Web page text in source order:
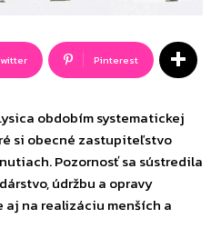
Pinterest
obdobím systematickej
si obecné zastupiteľstvo
Pozornosť sa sústredila
údržbu a opravy
na realizáciu menších a